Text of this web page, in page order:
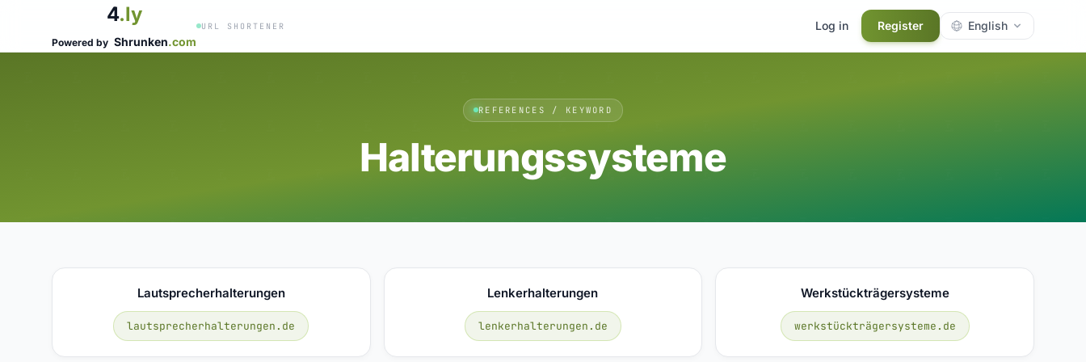
4.ly
Powered by Shrunken.com
URL SHORTENER Log in Register English
REFERENCES / KEYWORD
Halterungssysteme
Lautsprecherhalterungen
lautsprecherhalterungen.de
Lenkerhalterungen
lenkerhalterungen.de
Werkstückträgersysteme
werkstückträgersysteme.de